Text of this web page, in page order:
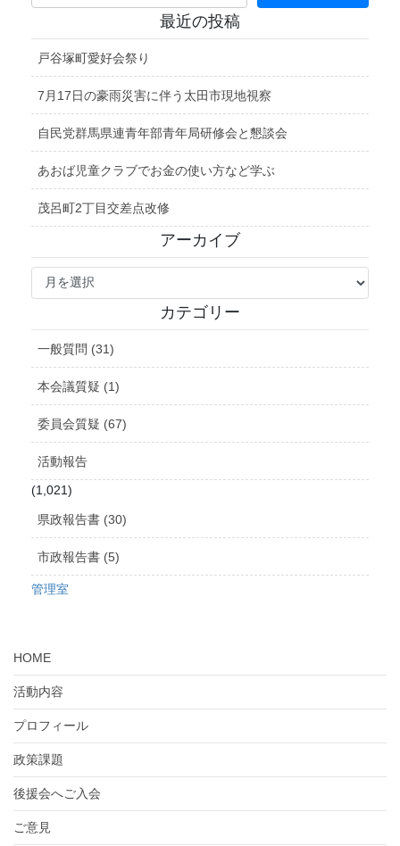
最近の投稿
戸谷塚町愛好会祭り
7月17日の豪雨災害に伴う太田市現地視察
自民党群馬県連青年部青年局研修会と懇談会
あおば児童クラブでお金の使い方など学ぶ
茂呂町2丁目交差点改修
アーカイブ
ア
カ
カテゴリー
一般質問 (31)
本会議質疑 (1)
委員会質疑 (67)
活動報告
(1,021)
県政報告書 (30)
市政報告書 (5)
管理室
HOME
活動内容
プロフィール
政策課題
後援会へご入会
ご意見